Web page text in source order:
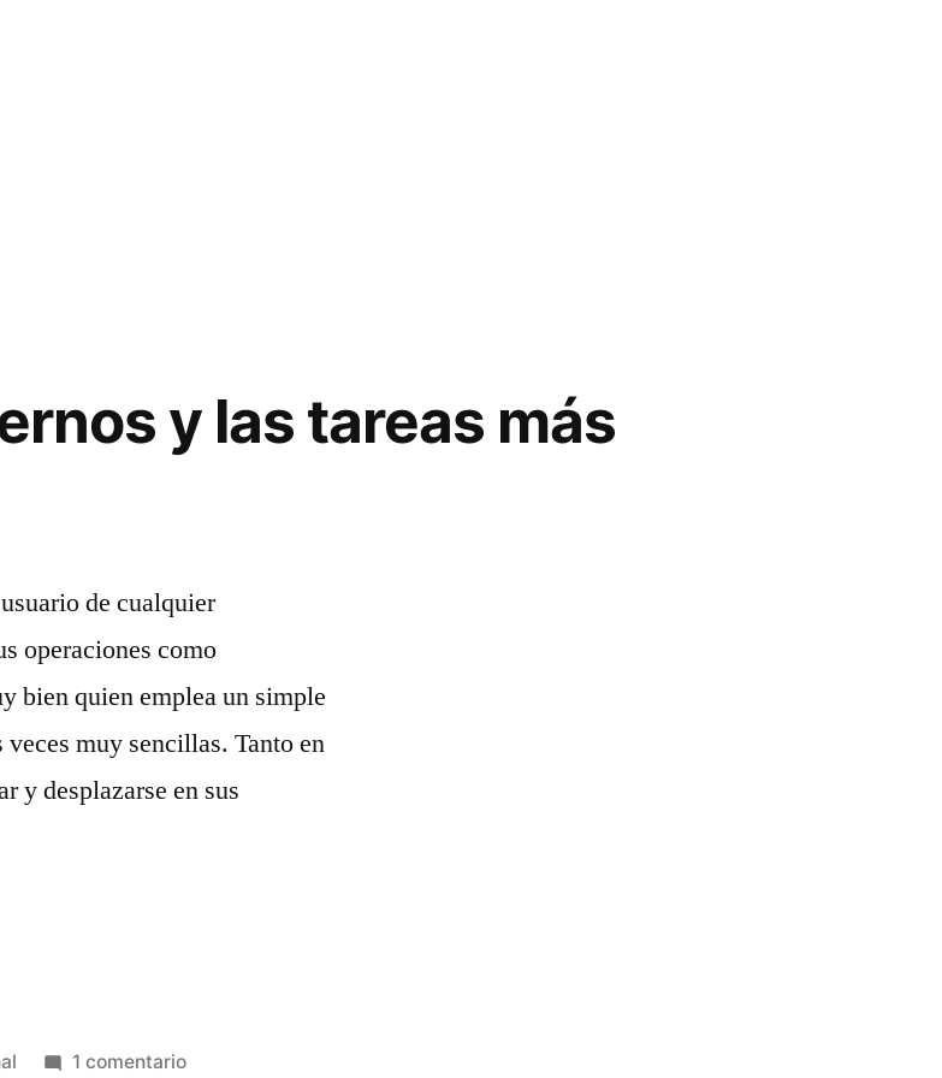
y las tareas más
de cualquier
operaciones como
bien quien emplea un simple
muy sencillas. Tanto en
y desplazarse en sus
1 comentarioen